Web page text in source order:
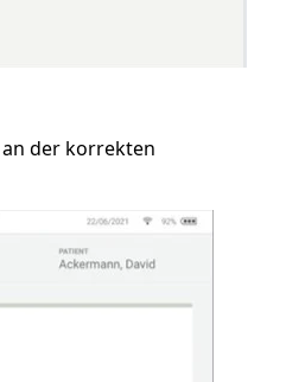
an der korrekten